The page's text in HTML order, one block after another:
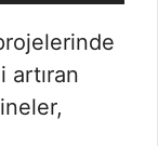
artıran